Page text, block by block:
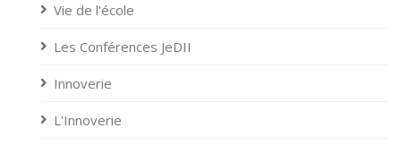
Vie de l'école
Les Conférences JeDII
Innoverie
L'Innoverie